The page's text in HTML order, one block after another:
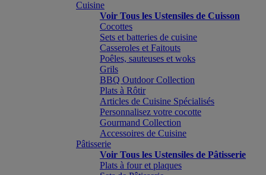
Cuisine
Voir Tous les Ustensiles de Cuisson
Cocottes
Sets et batteries de cuisine
Casseroles et Faitouts
Poêles, sauteuses et woks
Grils
BBQ Outdoor Collection
Plats à Rôtir
Articles de Cuisine Spécialisés
Personnalisez votre cocotte
Gourmand Collection
Accessoires de Cuisine
Pâtisserie
Voir Tous les Ustensiles de Pâtisserie
Plats à four et plaques